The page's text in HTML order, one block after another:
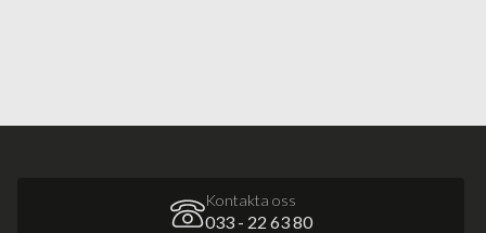
Kontakta oss
033 - 22 63 80